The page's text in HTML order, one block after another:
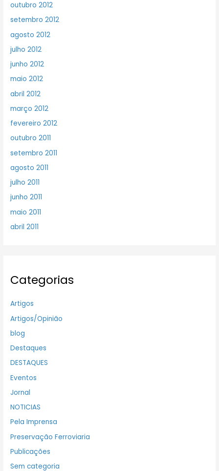
outubro 2012
setembro 2012
agosto 2012
julho 2012
junho 2012
maio 2012
abril 2012
março 2012
fevereiro 2012
outubro 2011
setembro 2011
agosto 2011
julho 2011
junho 2011
maio 2011
abril 2011
Categorias
Artigos
Artigos/Opinião
blog
Destaques
DESTAQUES
Eventos
Jornal
NOTICIAS
Pela Imprensa
Preservação Ferroviaria
Publicações
Sem categoria